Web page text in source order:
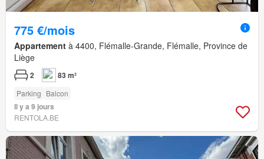
775 €/mois
Appartement à 4400, Flémalle-Grande, Flémalle, Province de
Liège
2 83 m²
Parking Balcon
Il y a 9 jours
RENTOLA.BE